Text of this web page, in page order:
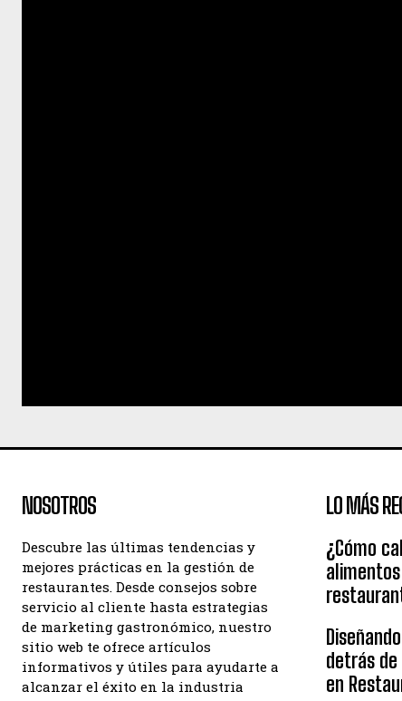
NOSOTROS
Descubre las últimas tendencias y
mejores prácticas en la gestión de
restaurantes. Desde consejos sobre
servicio al cliente hasta estrategias
de marketing gastronómico, nuestro
sitio web te ofrece artículos
informativos y útiles para ayudarte a
alcanzar el éxito en la industria
LO MÁS
¿Cómo
detrás
en